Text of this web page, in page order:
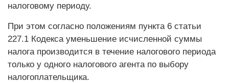
налоговому периоду.
При этом согласно положениям пункта 6 статьи
227.1 Кодекса уменьшение исчисленной суммы
налога производится в течение налогового периода
только у одного налогового агента по выбору
налогоплательщика.